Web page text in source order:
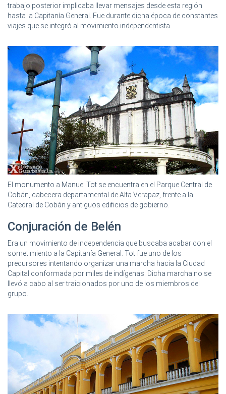
trabajo posterior implicaba llevar mensajes desde esta región
hasta la Capitanía General. Fue durante dicha época de constantes
viajes que se integró al movimiento independentista.
El monumento a Manuel Tot se encuentra en el Parque Central de
Cobán, cabecera departamental de Alta Verapaz, frente a la
Catedral de Cobán y antiguos edificios de gobierno.
Conjuración de Belén
Era un movimiento de independencia que buscaba acabar con el
sometimiento a la Capitanía General. Tot fue uno de los
precursores intentando organizar una marcha hacia la Ciudad
Capital conformada por miles de indígenas. Dicha marcha no se
llevó a cabo al ser traicionados por uno de los miembros del
grupo.